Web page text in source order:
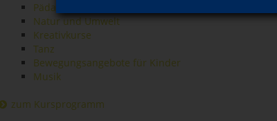
Pädagogik
Natur und Umwelt
Kreativkurse
Tanz
Bewegungsangebote für Kinder
Musik
zum Kursprogramm